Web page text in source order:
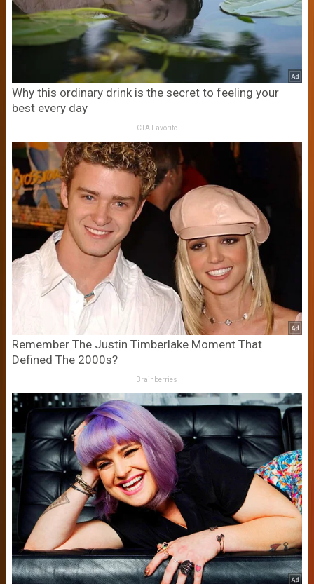
Why this ordinary drink is the secret to feeling your
best every day
CTA Favorite
Remember The Justin Timberlake Moment That
Defined The 2000s?
Brainberries